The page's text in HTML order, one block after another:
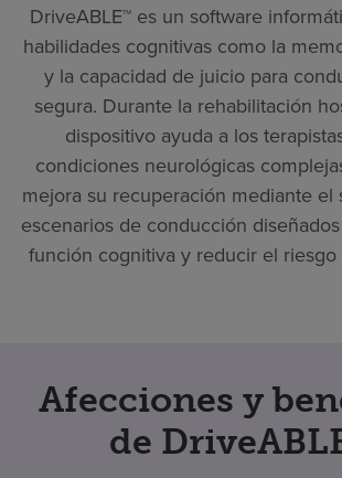
DriveABLE™ es un software
habilidades cognitivas como la
y la capacidad de juicio para
segura. Durante la rehabilitación
dispositivo ayuda a los
condiciones neurológicas
mejora su recuperación mediante el
escenarios de conducción
función cognitiva y reducir el riesgo
Afecciones y
de